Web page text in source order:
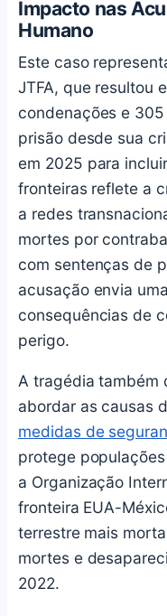
Impacto nas
Humano
Este caso
JTFA, que resultou
condenações e
prisão desde sua
em 2025 para
fronteiras reflete a
a redes
mortes por
com sentenças de
acusação envia
consequências de
perigo.
A tragédia também
abordar as causas
medidas de
protege
a Organização
fronteira EUA-
terrestre mais
mortes e
2022.